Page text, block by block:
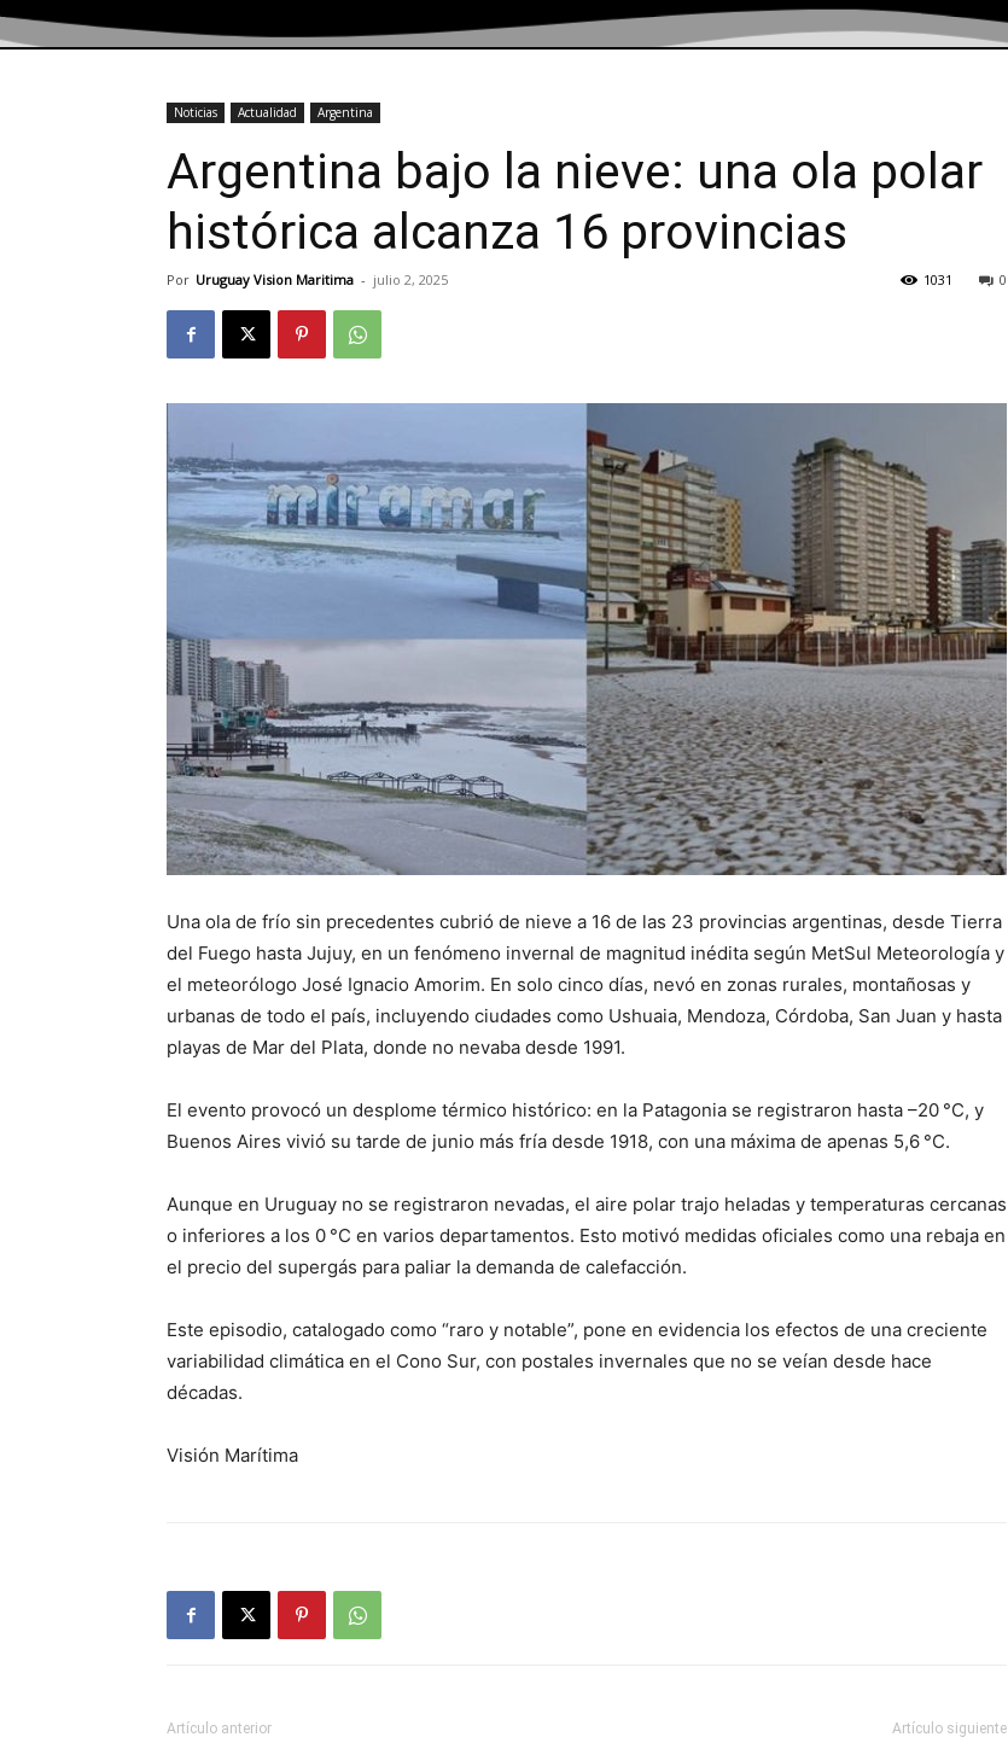
Noticias Actualidad Argentina
Argentina bajo la nieve: una ola polar
histórica alcanza 16 provincias
Por Uruguay Vision Maritima - julio 2, 2025 0
1031
Una ola de frío sin precedentes cubrió de nieve a 16 de las 23 provincias argentinas, desde Tierra
del Fuego hasta Jujuy, en un fenómeno invernal de magnitud inédita según MetSul Meteorología y
el meteorólogo José Ignacio Amorim. En solo cinco días, nevó en zonas rurales, montañosas y
urbanas de todo el país, incluyendo ciudades como Ushuaia, Mendoza, Córdoba, San Juan y hasta
playas de Mar del Plata, donde no nevaba desde 1991.
El evento provocó un desplome térmico histórico: en la Patagonia se registraron hasta –20 °C, y
Buenos Aires vivió su tarde de junio más fría desde 1918, con una máxima de apenas 5,6 °C.
Aunque en Uruguay no se registraron nevadas, el aire polar trajo heladas y temperaturas cercanas
o inferiores a los 0 °C en varios departamentos. Esto motivó medidas oficiales como una rebaja en
el precio del supergás para paliar la demanda de calefacción.
Este episodio, catalogado como “raro y notable”, pone en evidencia los efectos de una creciente
variabilidad climática en el Cono Sur, con postales invernales que no se veían desde hace
décadas.
Visión Marítima
Artículo anterior Artículo siguiente